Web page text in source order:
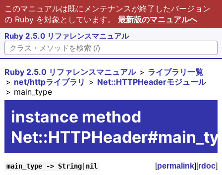
このマニュアルは既にメンテナンスが終了したバージョン
の Ruby を対象としています。 最新版のマニュアルへ
Ruby 2.5.0 リファレンスマニュアル
Ruby 2.5.0 リファレンスマニュアル
ライブラリ一覧
net/httpライブラリ
Net::HTTPHeaderモジュール
main_type
instance method
main_type -> String|nil [permalink][rdoc]